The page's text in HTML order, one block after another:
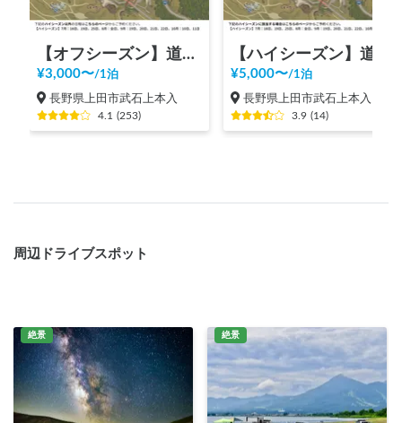
【オフシーズン】道の駅 美ヶ原高原
¥3,000〜/1泊
長野県上田市武石上本入
4.1 (253)
¥5,000〜/1泊
長野県上田市武石上本入
3.9 (14)
周辺ドライブスポット
絶景 絶景